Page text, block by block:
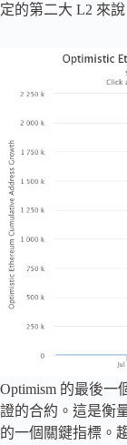
定的第二大 L2 來
Optimism 的最後一
證的合約。這是衡
的一個關鍵指標。